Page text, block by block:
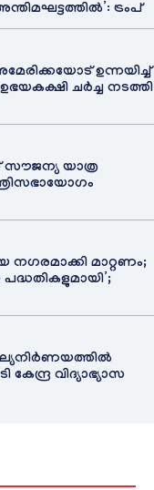
ട്രംപ്
ഉന്നയിച്ച്
ചർച്ച നടത്തി
യാത്ര
നഗരമാക്കി മാറ്റണം;
മൂല്യനിർണയത്തിൽ
വിദ്യാഭ്യാസ